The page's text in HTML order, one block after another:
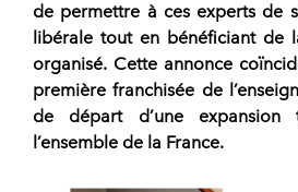
de permettre à ces experts de
libérale tout en bénéficiant de
organisé. Cette annonce
premièrefranchisée de
de départ d’une expansion
l’ensemble de la France.